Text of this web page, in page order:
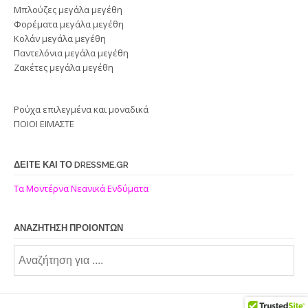
μπορούν
να
στη
σελίδα
Μπλούζες μεγάλα μεγέθη
Φορέματα μεγάλα μεγέθη
Κολάν μεγάλα μεγέθη
Παντελόνια μεγάλα μεγέθη
Ζακέτες μεγάλα μεγέθη
Ρούχα επιλεγμένα και μοναδικά
ΠΟΙΟΙ ΕΙΜΑΣΤΕ
ΔΕΙΤΕ ΚΑΙ ΤΟ DRESSME.GR
Τα Μοντέρνα Νεανικά Ενδύματα
ΑΝΑΖΗΤΗΣΗ ΠΡΟΙΟΝΤΩΝ